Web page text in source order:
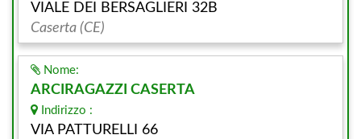
VIALE DEI BERSAGLIERI 32B
Caserta (CE)
Nome:
ARCIRAGAZZI CASERTA
Indirizzo :
VIA PATTURELLI 66